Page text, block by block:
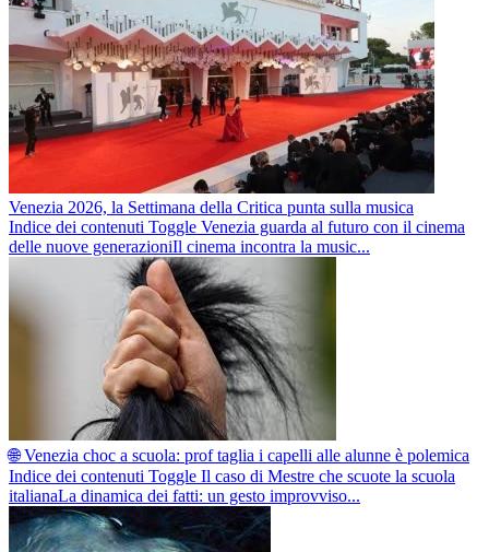
Venezia 2026, la Settimana della Critica punta sulla musica
Indice dei contenuti Toggle Venezia guarda al futuro con il cinema
delle nuove generazioniIl cinema incontra la music...
🌐 Venezia choc a scuola: prof taglia i capelli alle alunne è polemica
Indice dei contenuti Toggle Il caso di Mestre che scuote la scuola
italianaLa dinamica dei fatti: un gesto improvviso...